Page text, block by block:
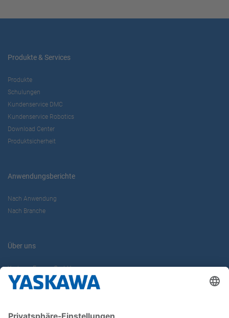
Produkte & Services
Produkte
Schulungen
Kundenservice DMC
Kundenservice Robotics
Download Center
Produktsicherheit
Anwendungsberichte
Nach Anwendung
Nach Branche
Über uns
Yaskawa Europe GmbH
Karriere